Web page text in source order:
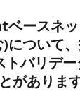
ースネ
について
バリデー
がありま